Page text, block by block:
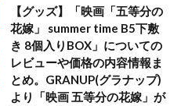
【グッズ】「映画「五等分の
花嫁」 summer time B5下敷
き 8個入りBOX」についての
レビューや価格の内容情報ま
とめ。GRANUP(グラナップ)
より「映画 五等分の花嫁」が